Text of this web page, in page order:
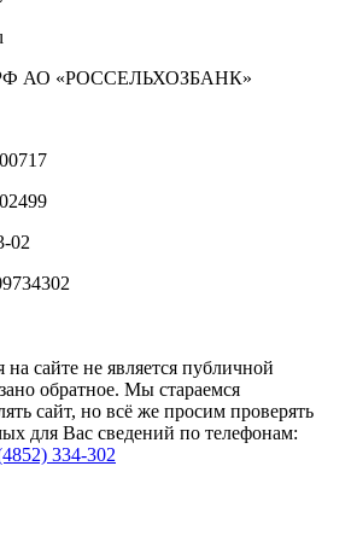
РФ АО «РОССЕЛЬХОЗБАНК»
02
сайте не является публичной
обратное. Мы стараемся
сайт, но всё же просим проверять
для Вас сведений по телефонам:
334-302